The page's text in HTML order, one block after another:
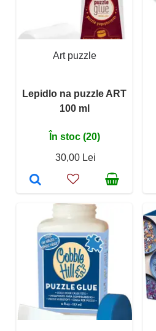
Art puzzle
Lepidlo na puzzle ART
100 ml
În stoc (20)
30,00 Lei